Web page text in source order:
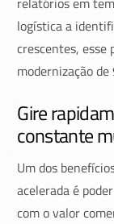
logística a
crescentes, esse
modernização de
Gire
constante
Um dos
acelerada é
com o valor